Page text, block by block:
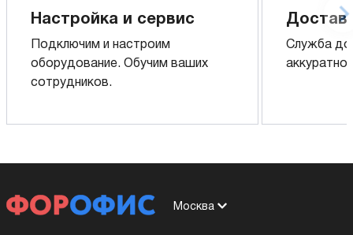
Настройка и сервис
Подключим и настроим
оборудование. Обучим ваших
сотрудников.
Служба
аккуратно
Москва